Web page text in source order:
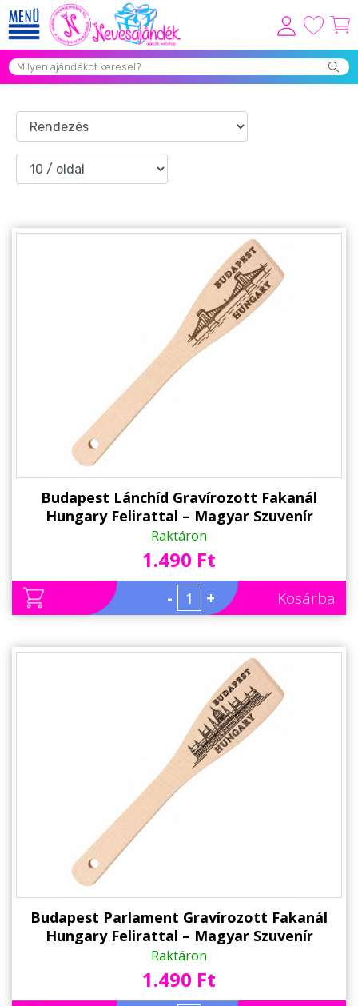
Viszonteladóknak
Grill Party Kellékek ❤️
Egyedi Ajándékok Rendelés
Vicces Pólók
Ajándék Ötletek Férfiaknak
Ajándék Nőknek
Ajándék Gyerekeknek
Családtagoknak
Barátnak/Barátnőnek
Névnapi ajándékok
Budapest Lánchíd Gravírozott Fakanál
Hungary Felirattal – Magyar Szuvenír
Raktáron
1.490 Ft
- + Kosárba
Budapest Parlament Gravírozott Fakanál
Hungary Felirattal – Magyar Szuvenír
Raktáron
1.490 Ft